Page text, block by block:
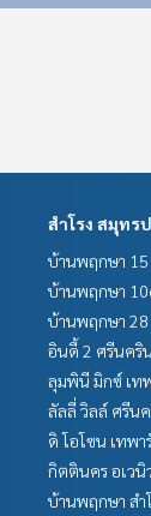
สำโรง สมุทร
บ้านพฤกษา 15
บ้านพฤกษา
บ้านพฤกษา 28
อินดี้ 2 ศรีนคริ
ลุมพินี มิกซ์ เท
ลัลลี่ วิลล์ ศรีน
ดิ โอโซน เทพา
กิตตินคร อเวนิ
บ้านพฤกษา สำ